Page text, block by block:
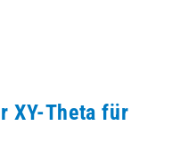
XY-Theta für